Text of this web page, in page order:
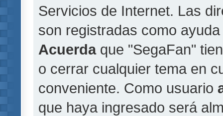
Servicios de Internet. Las
son registradas como
Acuerdaque "SegaFan"
o cerrar cualquier tema en
conveniente. Como usuario
que haya ingresado será